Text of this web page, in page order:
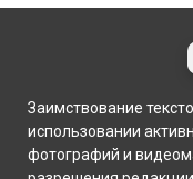
Заимствование
использовании
фотографий и